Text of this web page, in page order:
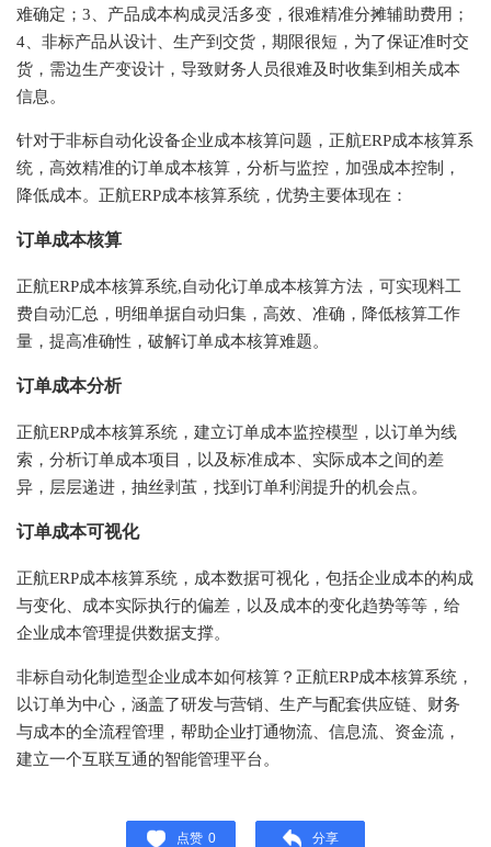
难确定；3、产品成本构成灵活多变，很难精准分摊辅助费用；
4、非标产品从设计、生产到交货，期限很短，为了保证准时交
货，需边生产变设计，导致财务人员很难及时收集到相关成本
信息。
针对于非标自动化设备企业成本核算问题，正航ERP成本核算系
统，高效精准的订单成本核算，分析与监控，加强成本控制，
降低成本。正航ERP成本核算系统，优势主要体现在：
订单成本核算
正航ERP成本核算系统,自动化订单成本核算方法，可实现料工
费自动汇总，明细单据自动归集，高效、准确，降低核算工作
量，提高准确性，破解订单成本核算难题。
订单成本分析
正航ERP成本核算系统，建立订单成本监控模型，以订单为线
索，分析订单成本项目，以及标准成本、实际成本之间的差
异，层层递进，抽丝剥茧，找到订单利润提升的机会点。
订单成本可视化
正航ERP成本核算系统，成本数据可视化，包括企业成本的构成
与变化、成本实际执行的偏差，以及成本的变化趋势等等，给
企业成本管理提供数据支撑。
非标自动化制造型企业成本如何核算？正航ERP成本核算系统，
以订单为中心，涵盖了研发与营销、生产与配套供应链、财务
与成本的全流程管理，帮助企业打通物流、信息流、资金流，
建立一个互联互通的智能管理平台。
点赞 0 分享